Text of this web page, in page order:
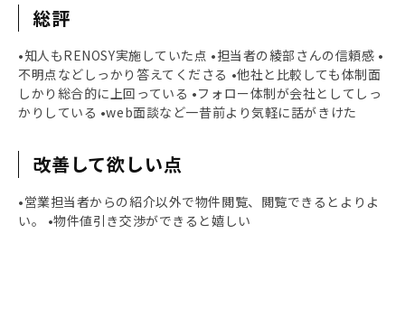
総評
•知人もRENOSY実施していた点 •担当者の綾部さんの信頼感 •
不明点などしっかり答えてくださる •他社と比較しても体制面
しかり総合的に上回っている •フォロー体制が会社としてしっ
かりしている •web面談など一昔前より気軽に話がきけた
改善して欲しい点
•営業担当者からの紹介以外で物件閲覧、閲覧できるとよりよ
い。 •物件値引き交渉ができると嬉しい